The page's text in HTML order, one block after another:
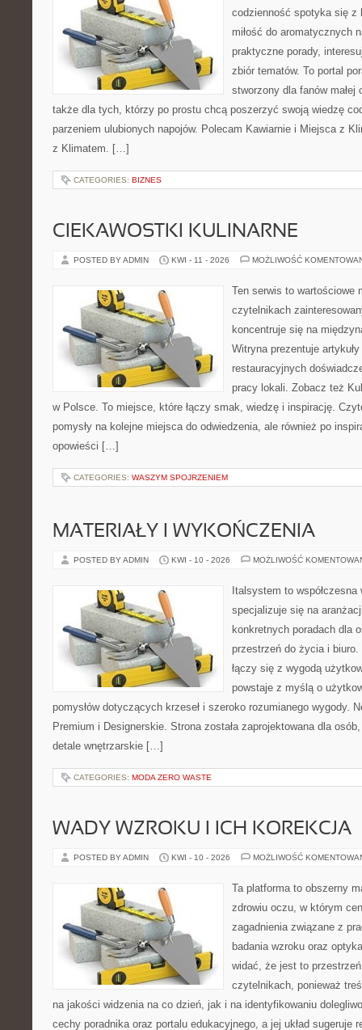
codzienność spotyka się z
miłość do aromatycznych
praktyczne porady,
zbiór tematów. To portal
stworzony dla fanów
także dla tych, którzy po prostu chcą poszerzyć swoją wiedzę
parzeniem ulubionych napojów. Polecam Kawiarnie i Miejsca z
z Klimatem. […]
CATEGORIES: BIZNES
CIEKAWOSTKI KULINARNE
POSTED BY ADMIN KWI - 11 - 2026 MOŻLIWOŚĆ
Ten serwis to wartościowe
czytelnikach
koncentruje się na
Witryna prezentuje
restauracyjnych
pracy lokali. Zobacz też
w Polsce. To miejsce, które łączy smak, wiedzę i inspirację.
pomysły na kolejne miejsca do odwiedzenia, ale również po
opowieści […]
CATEGORIES: WASZYM SPOJRZENIEM
MATERIAŁY I WYKOŃCZENIA
POSTED BY ADMIN KWI - 10 - 2026 MOŻLIWOŚĆ
Italsystem to
specjalizuje się na
konkretnych poradach dla
przestrzeń do życia i
łączy się z wygodą
powstaje z myślą o
pomysłów dotyczących krzeseł i szeroko rozumianego wygody.
Premium i Designerskie. Strona została zaprojektowana dla
detale wnętrzarskie […]
CATEGORIES: MODA ZERO WASTE
WADY WZROKU I ICH KOREKCJA
POSTED BY ADMIN KWI - 10 - 2026 MOŻLIWOŚĆ
Ta platforma to obszerny
zdrowiu oczu, w którym
zagadnienia związane z
badania wzroku oraz
widać, że jest to
czytelnikach, ponieważ
na jakości widzenia na co dzień, jak i na identyfikowaniu
cechy poradnika oraz portalu edukacyjnego, a jej układ sugeruje